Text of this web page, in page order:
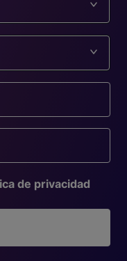
de privacidad